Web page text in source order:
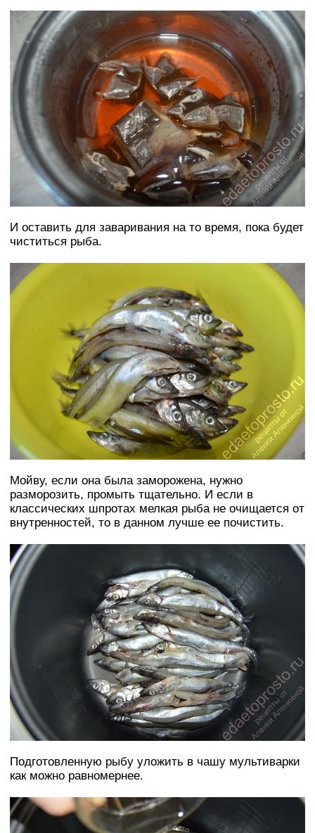
И оставить для заваривания на то время, пока будет
чиститься рыба.
Мойву, если она была заморожена, нужно
разморозить, промыть тщательно. И если в
классических шпротах мелкая рыба не очищается от
внутренностей, то в данном лучше ее почистить.
Подготовленную рыбу уложить в чашу мультиварки
как можно равномернее.